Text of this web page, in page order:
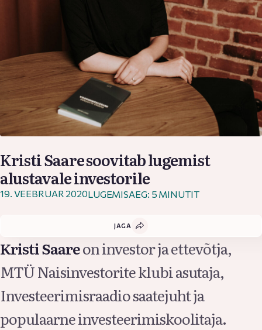
Kristi Saare soovitab lugemist
alustavale investorile
19. VEEBRUAR 2020LUGEMISAEG: 5 MINUTIT
JAGA
Kristi Saareon investor ja ettevõtja,
MTÜ Naisinvestorite klubi asutaja,
Investeerimisraadio saatejuht ja
populaarne investeerimiskoolitaja.